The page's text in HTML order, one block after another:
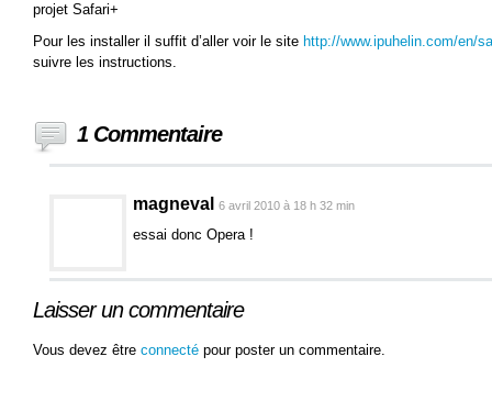
projet Safari+
Pour les installer il suffit d’aller voir le site http://www.ipuhelin.com/en/
suivre les instructions.
1 Commentaire
magneval 6 avril 2010 à 18 h 32 min
essai donc Opera !
Laisser un commentaire
Vous devez être connecté pour poster un commentaire.